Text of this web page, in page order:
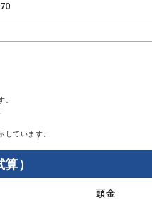
ています。
）
頭金